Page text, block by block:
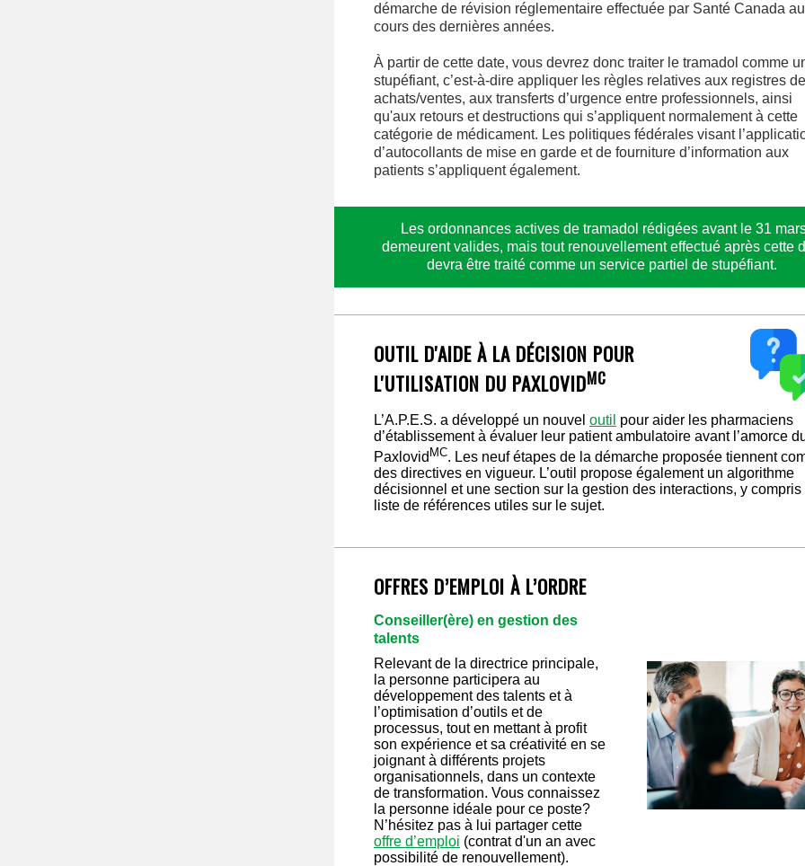
démarche de révision réglementaire effectuée par Santé Canada au
cours des dernières années.
À partir de cette date, vous devrez donc traiter le tramadol comme
stupéfiant, c’est-à-dire appliquer les règles relatives aux registres
achats/ventes, aux transferts d’urgence entre professionnels, ainsi
qu'aux retours et destructions qui s’appliquent normalement à cette
catégorie de médicament. Les politiques fédérales visant
d’autocollants de mise en garde et de fourniture d’information aux
patients s’appliquent également.
Les ordonnances actives de tramadol rédigées avant le 31
demeurent valides, mais tout renouvellement effectué après cette
devra être traité comme un service partiel de stupéfiant.
OUTIL D'AIDE À LA DÉCISION POUR
L'UTILISATION DU PAXLOVIDMC
L’A.P.E.S. a développé un nouvel outil pour aider les pharmaciens
d’établissement à évaluer leur patient ambulatoire avant l’amorce
Paxlovid MC. Les neuf étapes de la démarche proposée tiennent
des directives en vigueur. L’outil propose également un algorithme
décisionnel et une section sur la gestion des interactions, y compris
liste de références utiles sur le sujet.
OFFRES D’EMPLOI À L’ORDRE
Conseiller(ère) en gestion des
talents
Relevant de la directrice principale,
la personne participera au
développement des talents et à
l’optimisation d’outils et de
processus, tout en mettant à profit
son expérience et sa créativité en se
joignant à différents projets
organisationnels, dans un contexte
de transformation. Vous connaissez
la personne idéale pour ce poste?
N’hésitez pas à lui partager cette
offre d’emploi (contrat d'un an avec
possibilité de renouvellement).